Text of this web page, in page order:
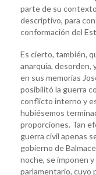
parte de su
descriptivo, para
conformación del
Es cierto, también,
anarquía, desorden,
en sus memorias
posibilitó la guerra
conflicto interno y
hubiésemos
proporciones. Tan
guerra civil apenas
gobierno de
noche, se imponen
parlamentario, cuyo